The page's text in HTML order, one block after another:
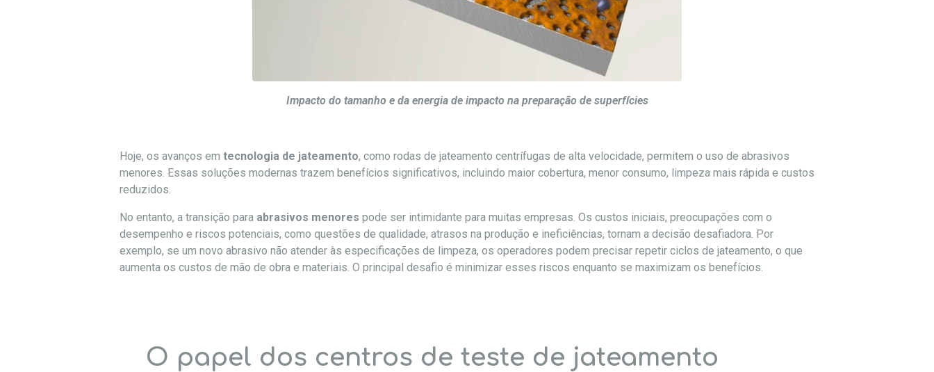
Impacto do tamanho e da energia de impacto na preparação de superfícies
Hoje, os avanços em tecnologia de jateamento, como rodas de jateamento centrífugas de alta velocidade, permitem o uso de abrasivos
menores. Essas soluções modernas trazem benefícios significativos, incluindo maior cobertura, menor consumo, limpeza mais rápida e custos
reduzidos.
No entanto, a transição para abrasivos menores pode ser intimidante para muitas empresas. Os custos iniciais, preocupações com o
desempenho e riscos potenciais, como questões de qualidade, atrasos na produção e ineficiências, tornam a decisão desafiadora. Por
exemplo, se um novo abrasivo não atender às especificações de limpeza, os operadores podem precisar repetir ciclos de jateamento, o que
aumenta os custos de mão de obra e materiais. O principal desafio é minimizar esses riscos enquanto se maximizam os benefícios.
O papel dos centros de teste de jateamento